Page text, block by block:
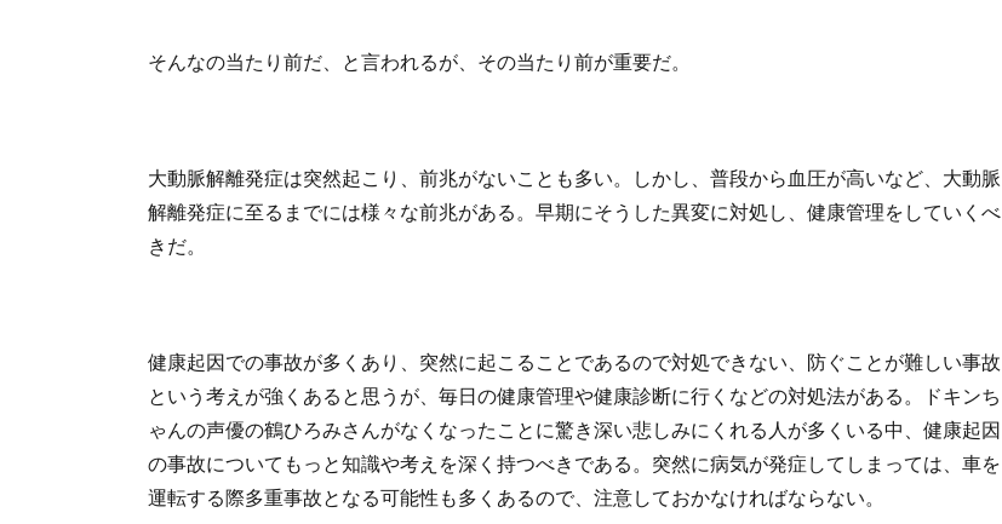
そんなの当たり前だ、と言われるが、その当たり前が重要だ。
大動脈解離発症は突然起こり、前兆がないことも多い。しかし、普段から血圧が高いなど、大動脈
解離発症に至るまでには様々な前兆がある。早期にそうした異変に対処し、健康管理をしていくべ
きだ。
健康起因での事故が多くあり、突然に起こることであるので対処できない、防ぐことが難しい事故
という考えが強くあると思うが、毎日の健康管理や健康診断に行くなどの対処法がある。ドキンち
ゃんの声優の鶴ひろみさんがなくなったことに驚き深い悲しみにくれる人が多くいる中、健康起因
の事故についてもっと知識や考えを深く持つべきである。突然に病気が発症してしまっては、車を
運転する際多重事故となる可能性も多くあるので、注意しておかなければならない。